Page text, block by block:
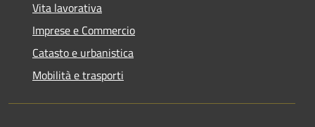
Vita lavorativa
Imprese e Commercio
Catasto e urbanistica
Mobilità e trasporti